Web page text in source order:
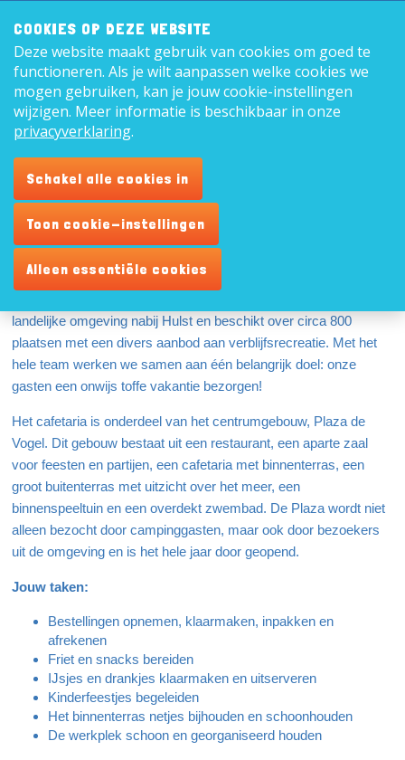
8,9
Medewerker cafetaria
(snackbar)
Vaste baan: parttime
Recreatiecentrum de Vogel is een gezellige gezinscamping waar
landelijke omgeving nabij Hulst en beschikt over circa 800
plaatsen met een divers aanbod aan verblijfsrecreatie. Met het
hele team werken we samen aan één belangrijk doel: onze
gasten een onwijs toffe vakantie bezorgen!
Het cafetaria is onderdeel van het centrumgebouw, Plaza de
Vogel. Dit gebouw bestaat uit een restaurant, een aparte zaal
voor feesten en partijen, een cafetaria met binnenterras, een
groot buitenterras met uitzicht over het meer, een
binnenspeeltuin en een overdekt zwembad. De Plaza wordt niet
alleen bezocht door campinggasten, maar ook door bezoekers
uit de omgeving en is het hele jaar door geopend.
Jouw taken:
Bestellingen opnemen, klaarmaken, inpakken en
afrekenen
Friet en snacks bereiden
IJsjes en drankjes klaarmaken en uitserveren
Kinderfeestjes begeleiden
Het binnenterras netjes bijhouden en schoonhouden
De werkplek schoon en georganiseerd houden
COOKIES OP DEZE WEBSITE
Deze website maakt gebruik van cookies om goed te
functioneren. Als je wilt aanpassen welke cookies we
mogen gebruiken, kan je jouw cookie-instellingen
wijzigen. Meer informatie is beschikbaar in onze
privacyverklaring.
Schakel alle cookies in
Toon cookie-instellingen
Alleen essentiële cookies